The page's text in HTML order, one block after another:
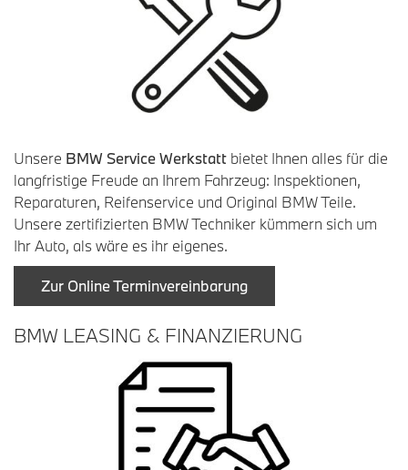
Unsere BMW Service Werkstatt bietet Ihnen alles für die
langfristige Freude an Ihrem Fahrzeug: Inspektionen,
Reparaturen, Reifenservice und Original BMW Teile.
Unsere zertifizierten BMW Techniker kümmern sich um
Ihr Auto, als wäre es ihr eigenes.
Zur Online Terminvereinbarung
BMW LEASING & FINANZIERUNG